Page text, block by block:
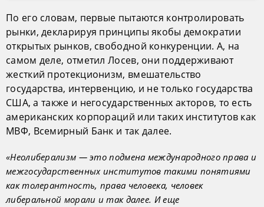
По его словам, первые пытаются контролировать
рынки, декларируя принципы якобы демократии
открытых рынков, свободной конкуренции. А, на
самом деле, отметил Лосев, они поддерживают
жесткий протекционизм, вмешательство
государства, интервенцию, и не только государства
США, а также и негосударственных акторов, то есть
американских корпораций или таких институтов как
МВФ, Всемирный Банк и так далее.
«Неолиберализм — это подмена международного права и
межгосударственных институтов такими понятиями
как толерантность, права человека, человек
либеральной морали и так далее. И еще